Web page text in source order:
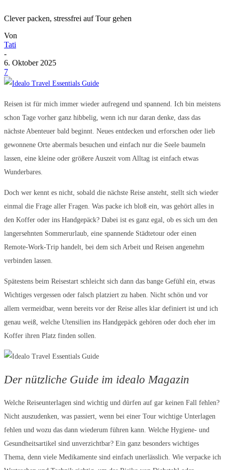
Clever packen, stressfrei auf Tour gehen
Von
Tati
-
6. Oktober 2025
7
Reisen ist für mich immer wieder aufregend und spannend. Ich bin meistens
schon Tage vorher ganz hibbelig, wenn ich nur daran denke, dass das
nächste Abenteuer bald beginnt. Neues entdecken und erforschen oder lieb
gewonnene Orte abermals besuchen und einfach nur die Seele baumeln
lassen, eine kleine oder größere Auszeit vom Alltag ist einfach etwas
Wunderbares.
Doch wer kennt es nicht, sobald die nächste Reise ansteht, stellt sich wieder
einmal die Frage aller Fragen. Was packe ich bloß ein, was gehört alles in
den Koffer oder ins Handgepäck? Dabei ist es ganz egal, ob es sich um den
langersehnten Sommerurlaub, eine spannende Städtetour oder einen
Remote-Work-Trip handelt, bei dem sich Arbeit und Reisen angenehm
verbinden lassen.
Spätestens beim Reisestart schleicht sich dann das bange Gefühl ein, etwas
Wichtiges vergessen oder falsch platziert zu haben. Nicht schön und vor
allem vermeidbar, wenn bereits vor der Reise alles klar definiert ist und ich
genau weiß, welche Utensilien ins Handgepäck gehören oder doch eher im
Koffer ihren Platz finden sollen.
Der nützliche Guide im idealo Magazin
Welche Reiseunterlagen sind wichtig und dürfen auf gar keinen Fall fehlen?
Nicht auszudenken, was passiert, wenn bei einer Tour wichtige Unterlagen
fehlen und wozu das dann wiederum führen kann. Welche Hygiene- und
Gesundheitsartikel sind unverzichtbar? Ein ganz besonders wichtiges
Thema, denn viele Medikamente sind einfach unerlässlich. Wie verpacke ich